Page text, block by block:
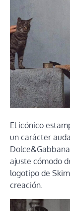
El icónico
un carácter
ajuste cómodo
logotipo de
creación.